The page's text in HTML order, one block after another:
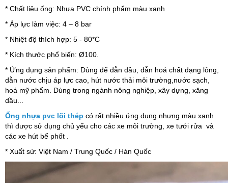
* Chất liệu ống: Nhựa PVC chính phẩm màu xanh
* Áp lực làm việc: 4 – 8 bar
* Nhiệt độ thích hợp: 5 - 80*C
* Kích thước phổ biến: Ø100.
* Ứng dụng sản phẩm: Dùng để dẫn dầu, dẫn hoá chất dạng lỏng,
dẫn nước chịu áp lực cao, hút nước thải môi trường,nước sạch,
hoá mỹ phẩm. Dùng trong ngành nông nghiệp, xây dựng, xăng
dầu...
Ống nhựa pvc lõi thép có rất nhiều ứng dụng nhưng màu xanh
thì được sử dụng chủ yếu cho các xe môi trường, xe tưới rửa và
các xe hút bể phốt .
* Xuất sứ: Việt Nam / Trung Quốc / Hàn Quốc